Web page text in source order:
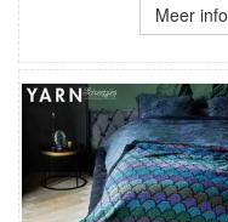
Meer info